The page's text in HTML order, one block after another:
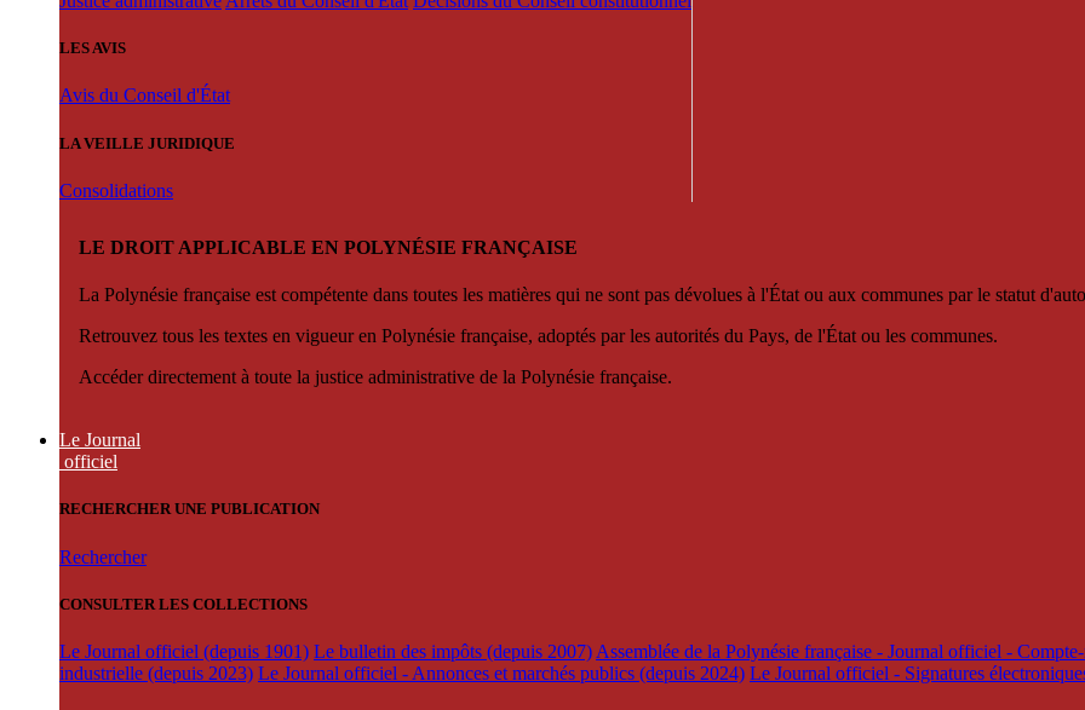
LES AVIS
Avis du Conseil d'État
LA VEILLE JURIDIQUE
Consolidations
LE DROIT APPLICABLE EN POLYNÉSIE FRANÇAISE
La Polynésie française est compétente dans toutes les matières qui ne sont pas dévolues à l'État ou aux communes par le statut
Retrouvez tous les textes en vigueur en Polynésie française, adoptés par les autorités du Pays, de l'État ou les communes.
Accéder directement à toute la justice administrative de la Polynésie française.
Le Journal
officiel
RECHERCHER UNE PUBLICATION
Rechercher
CONSULTER LES COLLECTIONS
Le Journal officiel (depuis 1901) Le bulletin des impôts (depuis 2007) Assemblée de la Polynésie française - Journal officiel -
industrielle (depuis 2023) Le Journal officiel - Annonces et marchés publics (depuis 2024) Le Journal officiel - Signatures